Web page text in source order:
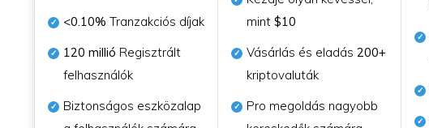
<0.10% Tranzakciós díjak
120 millió Regisztrált
felhasználók
Biztonságos eszközalap
mint $10
Vásárlás és eladás 200+
kriptovaluták
Pro megoldás nagyobb